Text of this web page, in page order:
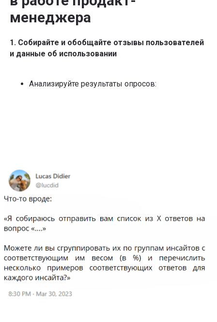
менеджера
1. Собирайте и обобщайте отзывы пользователей
и данные об использовании
Анализируйте результаты опросов: